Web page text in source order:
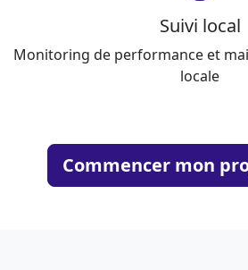
Suivi local
Monitoring de performance et
locale
Commencer mon